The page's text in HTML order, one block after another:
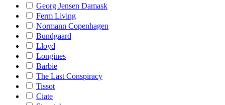
Georg Jensen Damask
Ferm Living
Normann Copenhagen
Bundgaard
Lloyd
Longines
Barbie
The Last Conspiracy
Tissot
Ciate